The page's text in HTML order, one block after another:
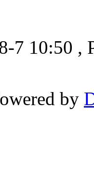
7 10:50 ,
by